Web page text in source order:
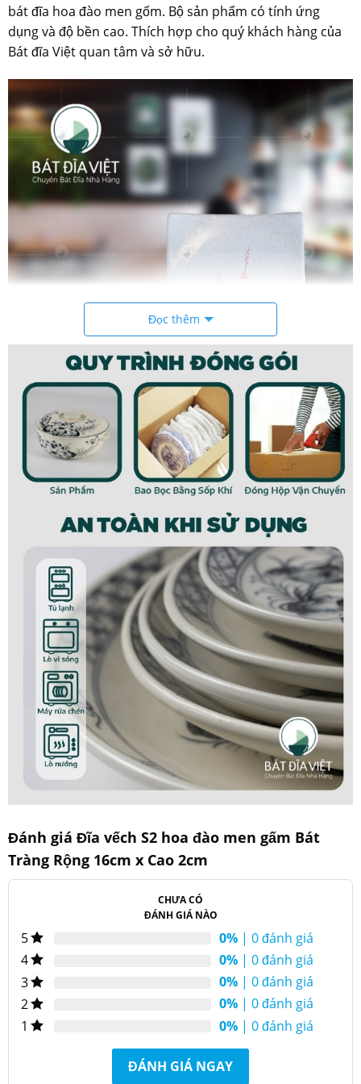
bát đĩa hoa đào men gốm. Bộ sản phẩm có tính ứng
dụng và độ bền cao. Thích hợp cho quý khách hàng của
Bát đĩa Việt quan tâm và sở hữu.
Đĩa vếch S2 hoa đào men gấm Bát Tràng
Đặc điểm mô tả sản phẩm
Đĩa vếch S2 hoa đào men gấm Bát Tràng
Thông số kỹ thuật sản phẩm
Tên 2cm
Mã số 16cm
Gốm sứ cao cấp
Quy
chuẩn kỹ
Đọc thêm
Đánh giá Đĩa vếch S2 hoa đào men gấm Bát
Tràng Rộng 16cm x Cao 2cm
CHƯA CÓ
ĐÁNH GIÁ NÀO
5 0% | 0 đánh giá
4
0% | 0 đánh giá
3
0% | 0 đánh giá
2
0% | 0 đánh giá
1
0% | 0 đánh giá
ĐÁNH GIÁ NGAY